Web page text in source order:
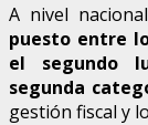
A nivel
puesto entre
el segundo
segunda
gestión fiscal y